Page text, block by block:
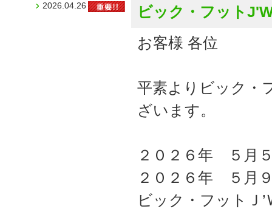
2026.04.26
ビック・フット
お客様 各位
平素よりビック・
ざいます。
２０２６年 ５月
２０２６年 ５月
ビック・フットＪ